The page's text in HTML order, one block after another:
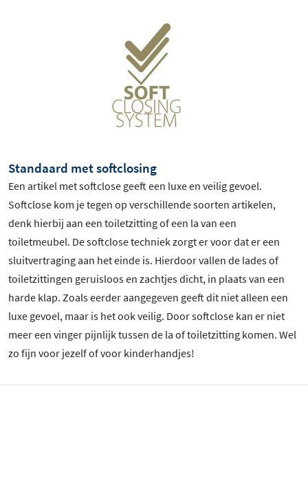
Standaard met softclosing
Een artikel met softclose geeft een luxe en veilig gevoel.
Softclose kom je tegen op verschillende soorten artikelen,
denk hierbij aan een toiletzitting of een la van een
toiletmeubel. De softclose techniek zorgt er voor dat er een
sluitvertraging aan het einde is. Hierdoor vallen de lades of
toiletzittingen geruisloos en zachtjes dicht, in plaats van een
harde klap. Zoals eerder aangegeven geeft dit niet alleen een
luxe gevoel, maar is het ook veilig. Door softclose kan er niet
meer een vinger pijnlijk tussen de la of toiletzitting komen. Wel
zo fijn voor jezelf of voor kinderhandjes!